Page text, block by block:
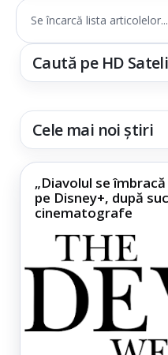
Se încarcă lista articolelor...
Caută pe HD
Cele mai noi știri
„Diavolul se
pe Disney+, după
cinematografe